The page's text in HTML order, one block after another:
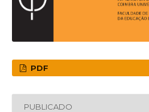
PDF
PUBLICADO